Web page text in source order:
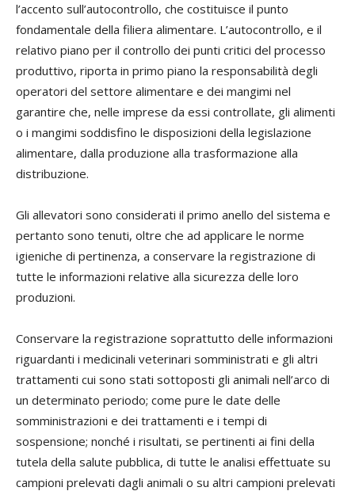
l’accento sull’autocontrollo, che costituisce il punto
fondamentale della filiera alimentare. L’autocontrollo, e il
relativo piano per il controllo dei punti critici del processo
produttivo, riporta in primo piano la responsabilità degli
operatori del settore alimentare e dei mangimi nel
garantire che, nelle imprese da essi controllate, gli alimenti
o i mangimi soddisfino le disposizioni della legislazione
alimentare, dalla produzione alla trasformazione alla
distribuzione.
Gli allevatori sono considerati il primo anello del sistema e
pertanto sono tenuti, oltre che ad applicare le norme
igieniche di pertinenza, a conservare la registrazione di
tutte le informazioni relative alla sicurezza delle loro
produzioni.
Conservare la registrazione soprattutto delle informazioni
riguardanti i medicinali veterinari somministrati e gli altri
trattamenti cui sono stati sottoposti gli animali nell’arco di
un determinato periodo; come pure le date delle
somministrazioni e dei trattamenti e i tempi di
sospensione; nonché i risultati, se pertinenti ai fini della
tutela della salute pubblica, di tutte le analisi effettuate su
campioni prelevati dagli animali o su altri campioni prelevati